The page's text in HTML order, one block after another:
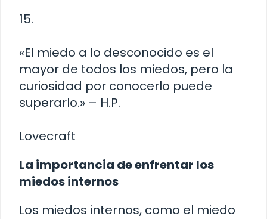
15.
«El miedo a lo desconocido es el
mayor de todos los miedos, pero la
curiosidad por conocerlo puede
superarlo.» – H.P.
Lovecraft
La importancia de enfrentar los
miedos internos
Los miedos internos, como el miedo